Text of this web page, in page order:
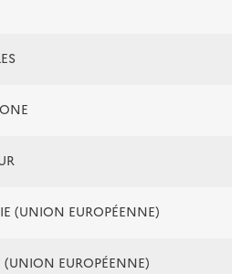
(UNION EUROPÉENNE)
(UNION EUROPÉENNE)